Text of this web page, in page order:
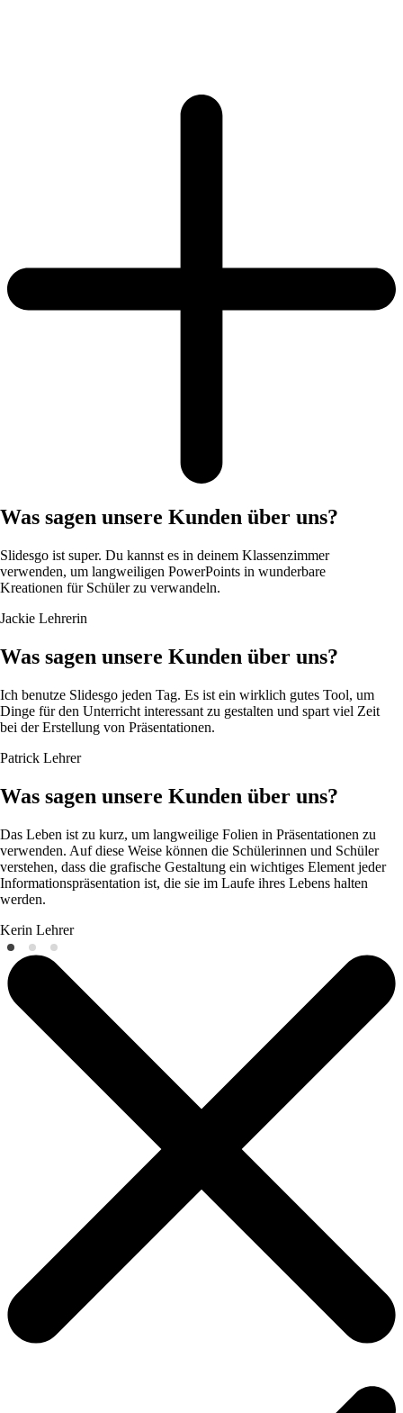
Was sagen unsere Kunden über uns?
Slidesgo ist super. Du kannst es in deinem Klassenzimmer
verwenden, um langweiligen PowerPoints in wunderbare
Kreationen für Schüler zu verwandeln.
Jackie Lehrerin
Was sagen unsere Kunden über uns?
Ich benutze Slidesgo jeden Tag. Es ist ein wirklich gutes Tool, um
Dinge für den Unterricht interessant zu gestalten und spart viel Zeit
bei der Erstellung von Präsentationen.
Patrick Lehrer
Was sagen unsere Kunden über uns?
Das Leben ist zu kurz, um langweilige Folien in Präsentationen zu
verwenden. Auf diese Weise können die Schülerinnen und Schüler
verstehen, dass die grafische Gestaltung ein wichtiges Element jeder
Informationspräsentation ist, die sie im Laufe ihres Lebens halten
werden.
Kerin Lehrer